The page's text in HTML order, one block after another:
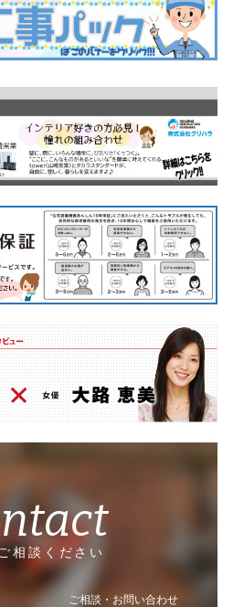
相談ください
ご相談・お問い合わせ